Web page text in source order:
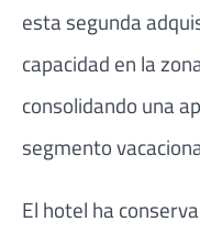
esta segunda
capacidad en la
consolidando una
segmento
El hotel ha